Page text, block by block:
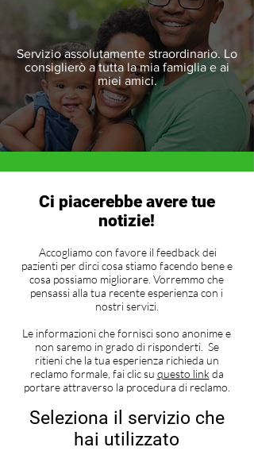
Servizio assolutamente straordinario. Lo
consiglierò a tutta la mia famiglia e ai
miei amici.
Ci piacerebbe avere tue
notizie!
Accogliamo con favore il feedback dei
pazienti per dirci cosa stiamo facendo bene e
cosa possiamo migliorare. Vorremmo che
pensassi alla tua recente esperienza con i
nostri servizi.
Le informazioni che fornisci sono anonime e
non saremo in grado di risponderti. Se
ritieni che la tua esperienza richieda un
reclamo formale, fai clic su questo link da
portare attraverso la procedura di reclamo.
Seleziona il servizio che
hai utilizzato